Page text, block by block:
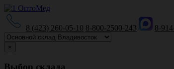
8 (423) 260-05-10 8-800-2500-243 8-
×
Выбор склада